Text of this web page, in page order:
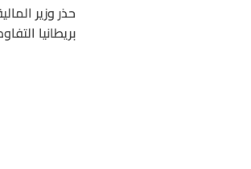
حذر وزير
بريطانيا